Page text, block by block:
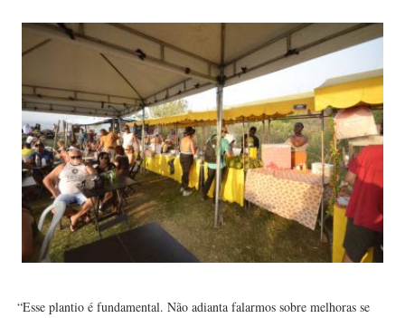
“Esse plantio é fundamental. Não adianta falarmos sobre melhoras se